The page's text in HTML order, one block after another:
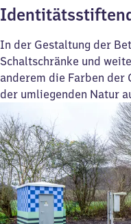
In der Gestaltung der
Schaltschränke und
anderem die Farben der
der umliegenden Natur